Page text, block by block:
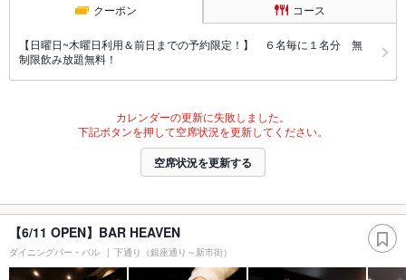
クーポン コース
【日曜日~木曜日利用＆前日までの予約限定！】 ６名毎に１名分 無
制限飲み放題無料！
カレンダーの更新に失敗しました。
下記ボタンを押して空席状況を更新してください。
空席状況を更新する
【6/11 OPEN】BAR HEAVEN
ダイニングバー・バル 下通り（銀座通り～新市街）